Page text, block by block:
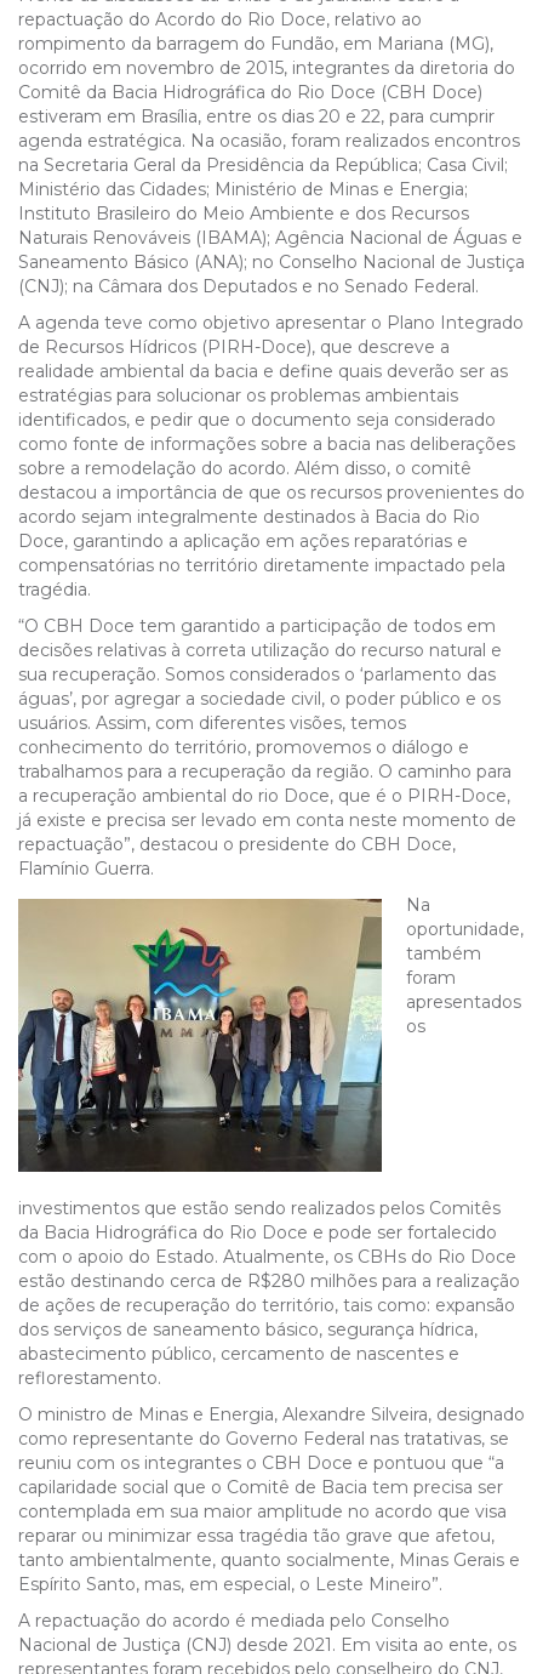
repactuação do Acordo do Rio Doce, relativo ao
rompimento da barragem do Fundão, em Mariana (MG),
ocorrido em novembro de 2015, integrantes da diretoria do
Comitê da Bacia Hidrográfica do Rio Doce (CBH Doce)
estiveram em Brasília, entre os dias 20 e 22, para cumprir
agenda estratégica. Na ocasião, foram realizados encontros
na Secretaria Geral da Presidência da República; Casa Civil;
Ministério das Cidades; Ministério de Minas e Energia;
Instituto Brasileiro do Meio Ambiente e dos Recursos
Naturais Renováveis (IBAMA); Agência Nacional de Águas e
Saneamento Básico (ANA); no Conselho Nacional de Justiça
(CNJ); na Câmara dos Deputados e no Senado Federal.
A agenda teve como objetivo apresentar o Plano Integrado
de Recursos Hídricos (PIRH-Doce), que descreve a
realidade ambiental da bacia e define quais deverão ser as
estratégias para solucionar os problemas ambientais
identificados, e pedir que o documento seja considerado
como fonte de informações sobre a bacia nas deliberações
sobre a remodelação do acordo. Além disso, o comitê
destacou a importância de que os recursos provenientes do
acordo sejam integralmente destinados à Bacia do Rio
Doce, garantindo a aplicação em ações reparatórias e
compensatórias no território diretamente impactado pela
tragédia.
“O CBH Doce tem garantido a participação de todos em
decisões relativas à correta utilização do recurso natural e
sua recuperação. Somos considerados o ‘parlamento das
águas’, por agregar a sociedade civil, o poder público e os
usuários. Assim, com diferentes visões, temos
conhecimento do território, promovemos o diálogo e
trabalhamos para a recuperação da região. O caminho para
a recuperação ambiental do rio Doce, que é o PIRH-Doce,
já existe e precisa ser levado em conta neste momento de
repactuação”, destacou o presidente do CBH Doce,
Flamínio Guerra.
Na
oportunidade,
também
foram
apresentados
os
investimentos que estão sendo realizados pelos Comitês
da Bacia Hidrográfica do Rio Doce e pode ser fortalecido
com o apoio do Estado. Atualmente, os CBHs do Rio Doce
estão destinando cerca de R$280 milhões para a realização
de ações de recuperação do território, tais como: expansão
dos serviços de saneamento básico, segurança hídrica,
abastecimento público, cercamento de nascentes e
reflorestamento.
O ministro de Minas e Energia, Alexandre Silveira, designado
como representante do Governo Federal nas tratativas, se
reuniu com os integrantes o CBH Doce e pontuou que “a
capilaridade social que o Comitê de Bacia tem precisa ser
contemplada em sua maior amplitude no acordo que visa
reparar ou minimizar essa tragédia tão grave que afetou,
tanto ambientalmente, quanto socialmente, Minas Gerais e
Espírito Santo, mas, em especial, o Leste Mineiro”.
A repactuação do acordo é mediada pelo Conselho
Nacional de Justiça (CNJ) desde 2021. Em visita ao ente, os
representantes foram recebidos pelo conselheiro do CNJ,